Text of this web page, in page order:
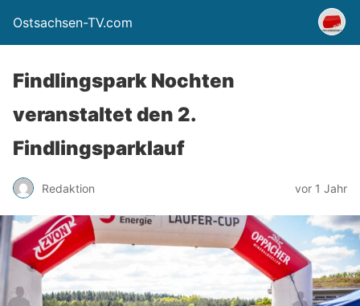
Ostsachsen-TV.com
Findlingspark Nochten
veranstaltet den 2.
Findlingsparklauf
Redaktion vor 1 Jahr